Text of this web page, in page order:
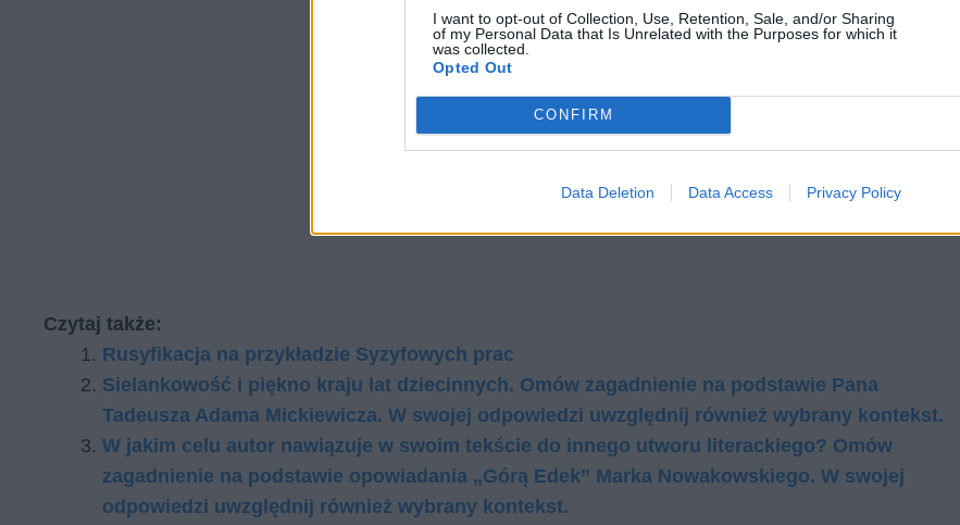
I want to opt-out of Collection, Use, Retention, Sale, and/or Sharing
of my Personal Data that Is Unrelated with the Purposes for which it
was collected.
Opted Out
CONFIRM
Data Deletion Data Access Privacy Policy
Czytaj także:
Rusyfikacja na przykładzie Syzyfowych prac
Sielankowość i piękno kraju lat dziecinnych. Omów zagadnienie na podstawie Pana
Tadeusza Adama Mickiewicza. W swojej odpowiedzi uwzględnij również wybrany kontekst.
W jakim celu autor nawiązuje w swoim tekście do innego utworu literackiego? Omów
zagadnienie na podstawie opowiadania „Górą Edek” Marka Nowakowskiego. W swojej
odpowiedzi uwzględnij również wybrany kontekst.